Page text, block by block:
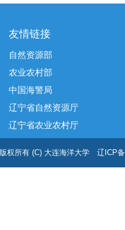
友情链接
自然资源部
农业农村部
中国海警局
辽宁省自然资源厅
辽宁省农业农村厅
版权所有 (C) 大连海洋大学 辽ICP